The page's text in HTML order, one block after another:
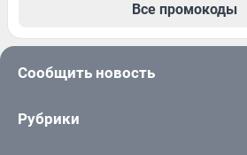
Все промокоды
Сообщить новость
Рубрики